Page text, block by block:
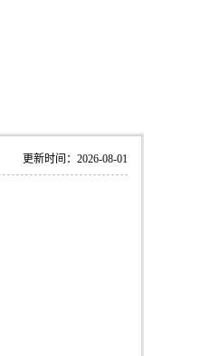
更新时间：2026-08-01